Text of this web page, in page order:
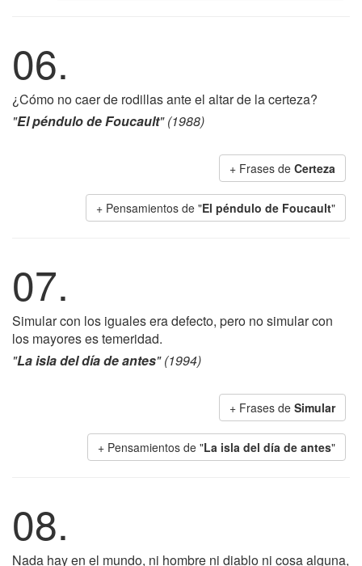
06.
¿Cómo no caer de rodillas ante el altar de la certeza?
"El péndulo de Foucault" (1988)
+ Frases de Certeza
+ Pensamientos de "El péndulo de Foucault"
07.
Simular con los iguales era defecto, pero no simular con
los mayores es temeridad.
"La isla del día de antes" (1994)
+ Frases de Simular
+ Pensamientos de "La isla del día de antes"
08.
Nada hay en el mundo, ni hombre ni diablo ni cosa alguna,